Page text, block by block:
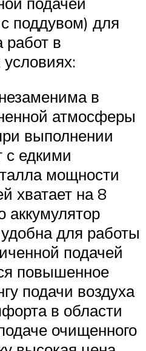
поддувом) для
работ в
в
атмосферы
выполнении
с едкими
мощности
хватает на 8
аккумулятор
для работы
подачей
повышенное
подачи воздуха
в области
очищенного